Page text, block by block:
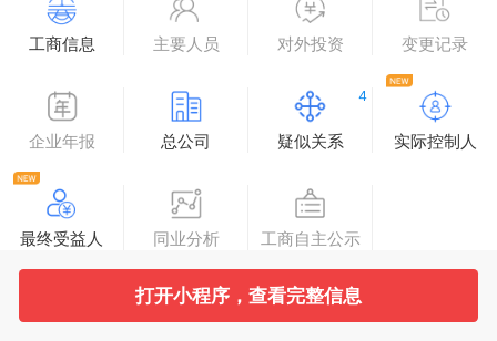
工商信息 主要人员 对外投资 变更记录
企业年报 总公司
4
疑似关系 实际控制人
最终受益人 同业分析 工商自主公示
法律诉讼 展开
打开小程序，查看完整信息